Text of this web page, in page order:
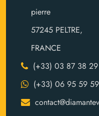
pierre
57245 PELTRE,
FRANCE
(+33) 03 87 38
(+33) 06 95 59